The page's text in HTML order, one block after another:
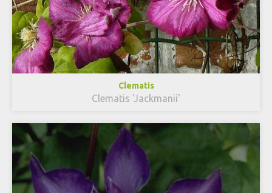
Clematis
Clematis 'Jackmanii'